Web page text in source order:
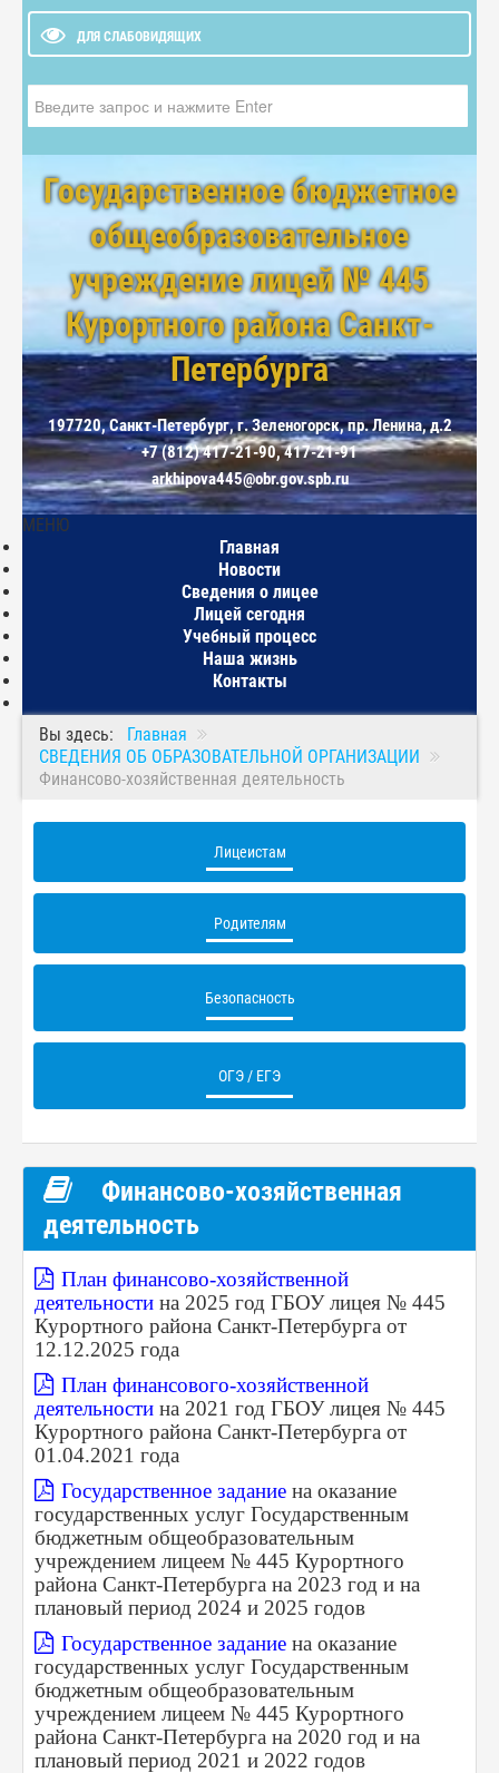
ДЛЯ СЛАБОВИДЯЩИХ
Государственное бюджетное
общеобразовательное
учреждение лицей № 445
Курортного района Санкт-
Петербурга
197720, Санкт-Петербург, г. Зеленогорск, пр. Ленина, д.2
+7 (812) 417-21-90, 417-21-91
arkhipova445@obr.gov.spb.ru
МЕНЮ
Главная
Новости
Сведения о лицее
Лицей сегодня
Учебный процесс
Наша жизнь
Контакты
Вы здесь:
Главная
СВЕДЕНИЯ ОБ ОБРАЗОВАТЕЛЬНОЙ ОРГАНИЗАЦИИ
Финансово-хозяйственная деятельность
Лицеистам
Родителям
Безопасность
ОГЭ / ЕГЭ
Финансово-хозяйственная
деятельность
План финансово-хозяйственной
деятельности на 2025 год ГБОУ лицея № 445
Курортного района Санкт-Петербурга от
12.12.2025 года
План финансового-хозяйственной
деятельности на 2021 год ГБОУ лицея № 445
Курортного района Санкт-Петербурга от
01.04.2021 года
Государственное задание на оказание
государственных услуг Государственным
бюджетным общеобразовательным
учреждением лицеем № 445 Курортного
района Санкт-Петербурга на 2023 год и на
плановый период 2024 и 2025 годов
Государственное задание на оказание
государственных услуг Государственным
бюджетным общеобразовательным
учреждением лицеем № 445 Курортного
района Санкт-Петербурга на 2020 год и на
плановый период 2021 и 2022 годов